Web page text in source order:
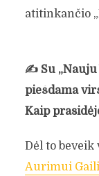
atitinkančio
✍️ Su
piešdama
Kaip
Dėl to
Aurimui